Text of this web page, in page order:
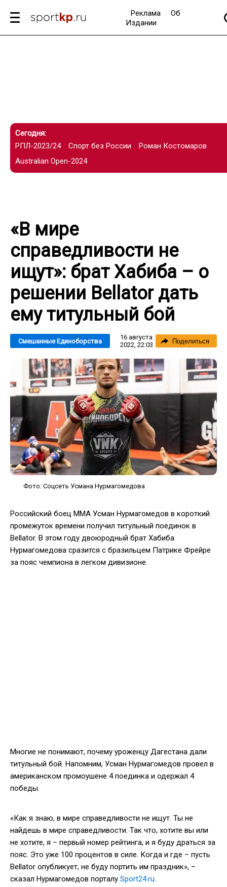
Реклама
Об
Издании
Сегодня:
РПЛ-2023/24
Спорт без России
Роман Костомаров
Australian Open-2024
«В мире
справедливости не
ищут»: брат Хабиба – о
решении Bellator дать
ему титульный бой
Смешанные Единоборства
16 августа
2022, 22:03
Поделиться
Фото: Соцсеть Усмана Нурмагомедова
Российский боец ММА Усман Нурмагомедов в короткий
промежуток времени получил титульный поединок в
Bellator. В этом году двоюродный брат Хабиба
Нурмагомедова сразится с бразильцем Патрике Фрейре
за пояс чемпиона в легком дивизионе.
Многие не понимают, почему уроженцу Дагестана дали
титульный бой. Напомним, Усман Нурмагомедов провел в
американском промоушене 4 поединка и одержал 4
победы.
«Как я знаю, в мире справедливости не ищут. Ты не
найдешь в мире справедливости. Так что, хотите вы или
не хотите, я – первый номер рейтинга, и я буду драться за
пояс. Это уже 100 процентов в силе. Когда и где – пусть
Bellator опубликует, не буду портить им праздник», –
сказал Нурмагомедов порталу Sport24.ru.